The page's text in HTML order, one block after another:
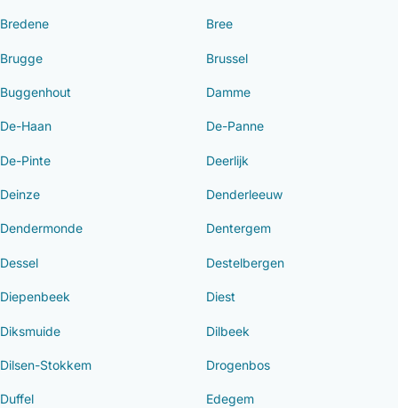
Bredene Bree
Brugge Brussel
Buggenhout Damme
De-Haan De-Panne
De-Pinte Deerlijk
Deinze Denderleeuw
Dendermonde Dentergem
Dessel Destelbergen
Diepenbeek Diest
Diksmuide Dilbeek
Dilsen-Stokkem Drogenbos
Duffel Edegem